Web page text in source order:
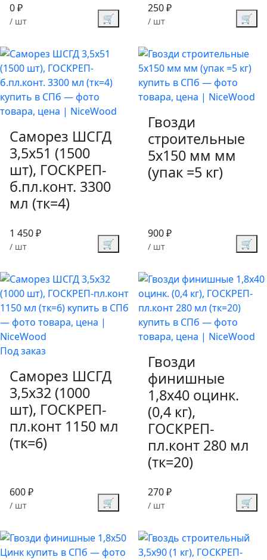
0 ₽
/ шт 🛒
250 ₽
/ шт 🛒
Саморез ШСГД
3,5х51 (1500
шт), ГОСКРЕП-
б.пл.конт. 3300
мл (тк=4)
1 450 ₽
/ шт 🛒
Гвозди
строительные
5х150 мм мм
(упак =5 кг)
900 ₽
/ шт 🛒
Под заказ
Саморез ШСГД
3,5х32 (1000
шт), ГОСКРЕП-
пл.конт 1150 мл
(тк=6)
600 ₽
/ шт 🛒
Гвозди
финишные
1,8х40 оцинк.
(0,4 кг),
ГОСКРЕП-
пл.конт 280 мл
(тк=20)
270 ₽
/ шт 🛒